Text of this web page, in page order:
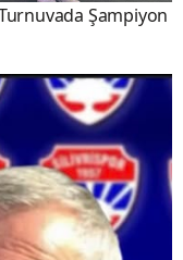
Şampiyon